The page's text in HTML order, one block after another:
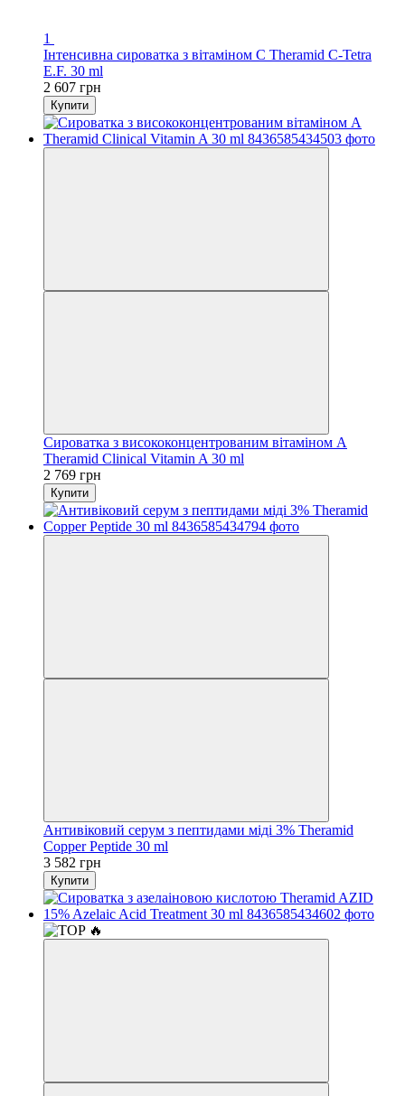
1
Інтенсивна сироватка з вітаміном C Theramid C-Tetra
E.F. 30 ml
2 607 грн
Купити
Сироватка з висококонцентрованим вітаміном А
Theramid Clinical Vitamin A 30 ml
2 769 грн
Купити
Антивіковий серум з пептидами міді 3% Theramid
Copper Peptide 30 ml
3 582 грн
Купити